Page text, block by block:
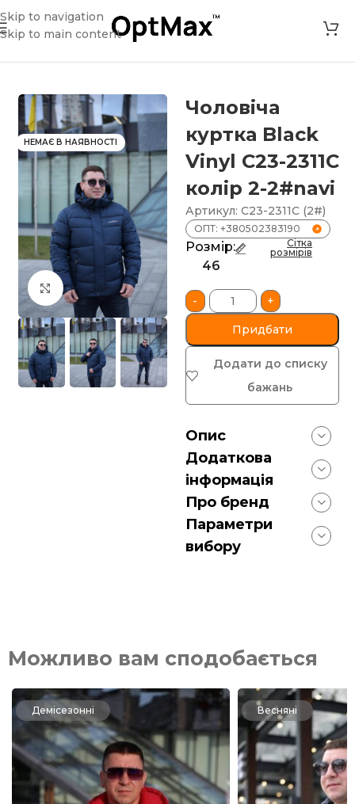
Skip to navigation
Skip to main content
Чоловіча куртка Black Vinyl С23-2311С колір 2-2#navi
НЕМАЄ В НАЯВНОСТІ
Клацніть, щоб збільшити
Чоловіча
куртка Black
Vinyl С23-2311С
колір 2-2#navi
Артикул: С23-2311С (2#)
ОПТ: +380502383190
Розмір:
Сітка
розмірів
46
-
+
Придбати
Додати до списку
бажань
Опис
Додаткова
інформація
Про бренд
Параметри
вибору
Можливо вам сподобається
Демісезонні Весняні